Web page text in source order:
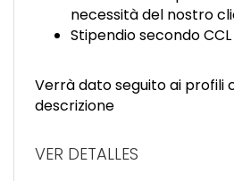
necessità del nostro
Stipendio secondo
Verrà dato seguito ai profili
descrizione
VER DETALLES